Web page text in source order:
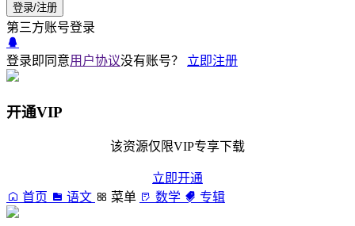
登录/注册
第三方账号登录
登录即同意用户协议没有账号？ 立即注册
开通VIP
该资源仅限VIP专享下载
立即开通
首页
语文 菜单 数学 专辑